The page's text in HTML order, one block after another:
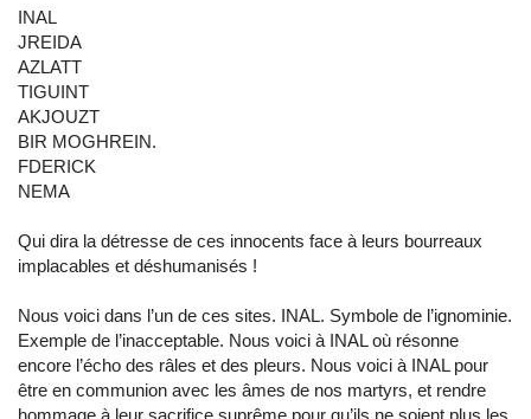
INAL
JREIDA
AZLATT
TIGUINT
AKJOUZT
BIR MOGHREIN.
FDERICK
NEMA
Qui dira la détresse de ces innocents face à leurs bourreaux
implacables et déshumanisés !
Nous voici dans l’un de ces sites. INAL. Symbole de l’ignominie.
Exemple de l’inacceptable. Nous voici à INAL où résonne
encore l’écho des râles et des pleurs. Nous voici à INAL pour
être en communion avec les âmes de nos martyrs, et rendre
hommage à leur sacrifice suprême pour qu’ils ne soient plus les